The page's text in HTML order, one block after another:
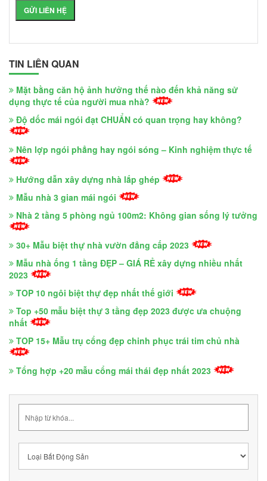
TIN LIÊN QUAN
Mặt bằng căn hộ ảnh hưởng thế nào đến khả năng sử
dụng thực tế của người mua nhà?
Độ dốc mái ngói đạt CHUẨN có quan trọng hay không?
Nên lợp ngói phẳng hay ngói sóng – Kinh nghiệm thực tế
Hướng dẫn xây dựng nhà lắp ghép
Mẫu nhà 3 gian mái ngói
Nhà 2 tầng 5 phòng ngủ 100m2: Không gian sống lý tưởng
30+ Mẫu biệt thự nhà vườn đẳng cấp 2023
Mẫu nhà ống 1 tầng ĐẸP – GIÁ RẺ xây dựng nhiều nhất
2023
TOP 10 ngôi biệt thự đẹp nhất thế giới
Top +50 mẫu biệt thự 3 tầng đẹp 2023 được ưa chuộng
nhất
TOP 15+ Mẫu trụ cổng đẹp chinh phục trái tim chủ nhà
Tổng hợp +20 mẫu cổng mái thái đẹp nhất 2023